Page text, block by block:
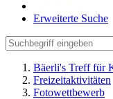
Erweiterte Suche
Bäerli's Treff für
Freizeitaktivitäten
Fotowettbewerb